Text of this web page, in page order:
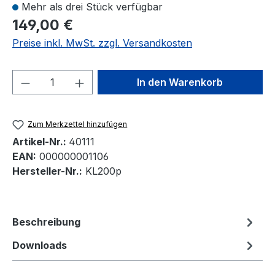
Mehr als drei Stück verfügbar
149,00 €
Preise inkl. MwSt. zzgl. Versandkosten
Produkt Anzahl: Gib denIn den Warenkorb
Zum Merkzettel hinzufügen
Artikel-Nr.: 40111
EAN: 000000001106
Hersteller-Nr.: KL200p
Beschreibung
Downloads